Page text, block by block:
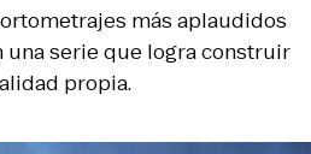
más aplaudidos
una serie que logra construir
propia.